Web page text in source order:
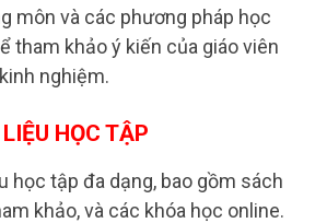
môn và các phương pháp học
tham khảo ý kiến của giáo viên
nghiệm.
HỌC TẬP
học tập đa dạng, bao gồm sách
khảo, và các khóa học online.